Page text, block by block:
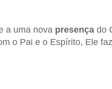
a uma nova presençado
o Pai e o Espírito, Ele